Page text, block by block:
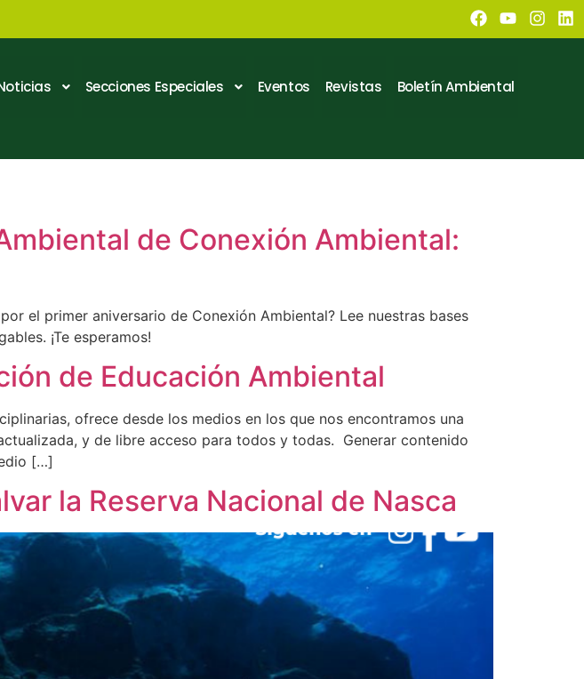
Secciones Especiales Eventos Revistas Boletín Ambiental
de Conexión Ambiental:
el primer aniversario de Conexión Ambiental? Lee nuestras bases
¡Te esperamos!
de Educación Ambiental
ofrece desde los medios en los que nos encontramos una
y de libre acceso para todos y todas. Generar contenido
[…]
la Reserva Nacional de Nasca